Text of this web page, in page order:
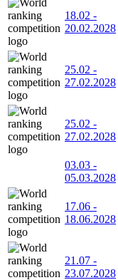
18.02 -
20.02.2028
25.02 -
27.02.2028
25.02 -
27.02.2028
03.03 -
05.03.2028
17.06 -
18.06.2028
21.07 -
23.07.2028